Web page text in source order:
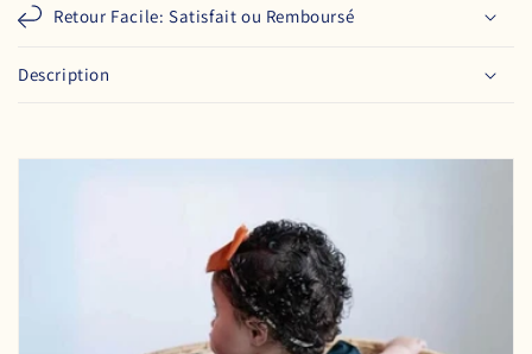
Retour Facile: Satisfait ou Remboursé
Description